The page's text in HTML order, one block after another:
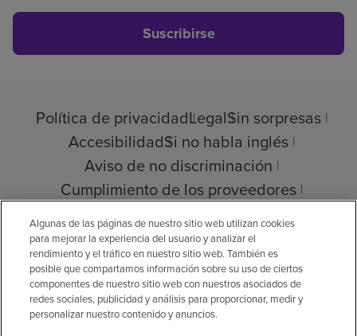
Suscribirse
Política de privacidadLegalSin sorpresas
AccesibilidadSi no habla inglés
Aviso de no discriminación
Cumplimiento de los proveedores
Transparencia de precios
© 2026 Encompass Health Corporation
Preferencias de cookies
Algunas de las páginas de nuestro sitio web utilizan cookies
para mejorar la experiencia del usuario y analizar el
rendimiento y el tráfico en nuestro sitio web. También es
posible que compartamos información sobre su uso de ciertos
componentes de nuestro sitio web con nuestros asociados de
redes sociales, publicidad y análisis para proporcionar, medir y
personalizar nuestro contenido y anuncios.